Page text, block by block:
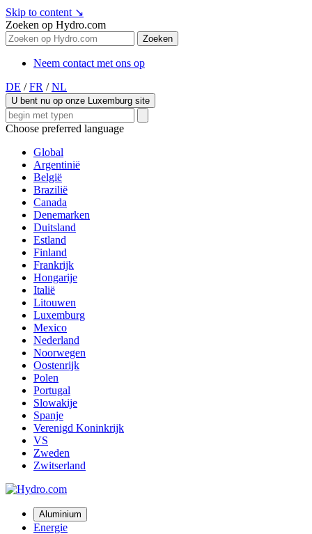
Skip to content ↘
Zoeken op Hydro.com
Zoeken
Neem contact met ons op
DE / FR / NL
U bent nu op onze Luxemburg site
Choose preferred language
Global
Argentinië
België
Brazilië
Canada
Denemarken
Duitsland
Estland
Finland
Frankrijk
Hongarije
Italië
Litouwen
Luxemburg
Mexico
Nederland
Noorwegen
Oostenrijk
Polen
Portugal
Slowakije
Spanje
Verenigd Koninkrijk
VS
Zweden
Zwitserland
Aluminium
Energie